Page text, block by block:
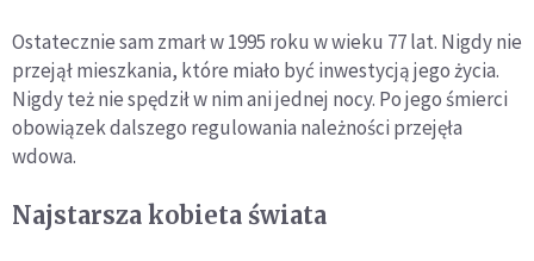
Ostatecznie sam zmarł w 1995 roku w wieku 77 lat. Nigdy nie
przejął mieszkania, które miało być inwestycją jego życia.
Nigdy też nie spędził w nim ani jednej nocy. Po jego śmierci
obowiązek dalszego regulowania należności przejęła
wdowa.
Najstarsza kobieta świata